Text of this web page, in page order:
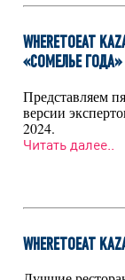
WHERETOEAT
«СОМЕЛЬЕ ГОДА»
Представляем
версии
2024.
Читать далее..
WHERETOEAT